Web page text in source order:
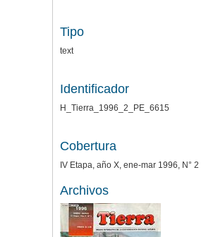
Tipo
text
Identificador
H_Tierra_1996_2_PE_6615
Cobertura
IV Etapa, año X, ene-mar 1996, N° 2
Archivos